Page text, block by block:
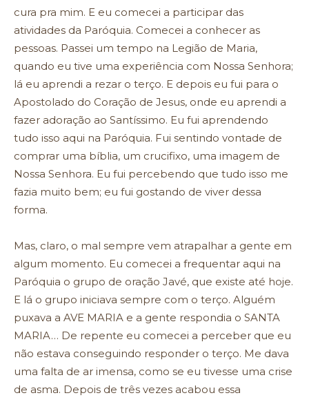
cura pra mim. E eu comecei a participar das
atividades da Paróquia. Comecei a conhecer as
pessoas. Passei um tempo na Legião de Maria,
quando eu tive uma experiência com Nossa Senhora;
lá eu aprendi a rezar o terço. E depois eu fui para o
Apostolado do Coração de Jesus, onde eu aprendi a
fazer adoração ao Santíssimo. Eu fui aprendendo
tudo isso aqui na Paróquia. Fui sentindo vontade de
comprar uma bíblia, um crucifixo, uma imagem de
Nossa Senhora. Eu fui percebendo que tudo isso me
fazia muito bem; eu fui gostando de viver dessa
forma.
Mas, claro, o mal sempre vem atrapalhar a gente em
algum momento. Eu comecei a frequentar aqui na
Paróquia o grupo de oração Javé, que existe até hoje.
E lá o grupo iniciava sempre com o terço. Alguém
puxava a AVE MARIA e a gente respondia o SANTA
MARIA… De repente eu comecei a perceber que eu
não estava conseguindo responder o terço. Me dava
uma falta de ar imensa, como se eu tivesse uma crise
de asma. Depois de três vezes acabou essa